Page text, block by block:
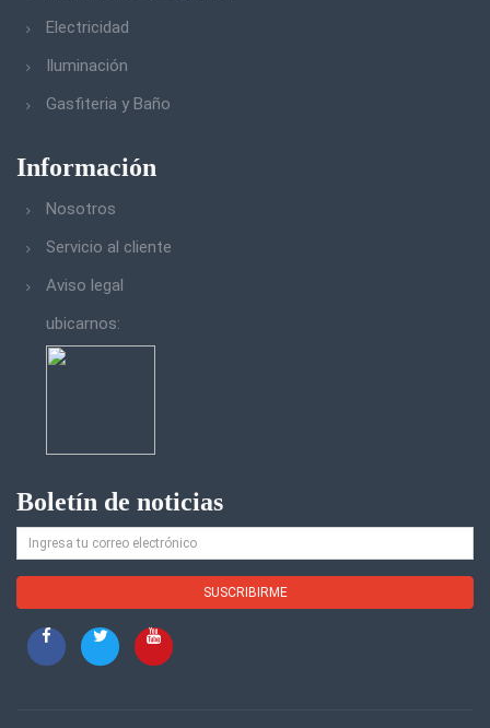
Electricidad
Iluminación
Gasfiteria y Baño
Información
Nosotros
Servicio al cliente
Aviso legal
ubicarnos:
Boletín de noticias